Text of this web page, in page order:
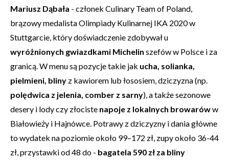
Mariusz Dąbała - członek Culinary Team of Poland,
brązowy medalista Olimpiady Kulinarnej IKA 2020 w
Stuttgarcie, który doświadczenie zdobywał u
wyróżnionych gwiazdkami Michelin szefów w Polsce i za
granicą. W menu są pozycje takie jak ucha, solianka,
pielmieni, bliny z kawiorem lub łososiem, dziczyzna (np.
polędwica z jelenia, comber z sarny), a także sezonowe
desery i lody czy złociste napoje z lokalnych browaróww
Białowieży i Hajnówce. Potrawy z dziczyzny i dania główne
to wydatek na poziomie około 99–172 zł, zupy około 36-44
zł, przystawki od 48 do - bagatela 590 zł za bliny